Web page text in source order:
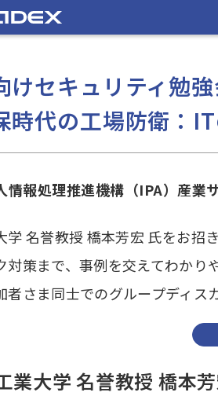
けセキュリティ勉強
時代の工場防衛：
情報処理推進機構（IPA）産業
学 名誉教授 橋本芳宏 氏をお招
対策まで、事例を交えてわかり
者さま同士でのグループディス
業大学 名誉教授 橋本